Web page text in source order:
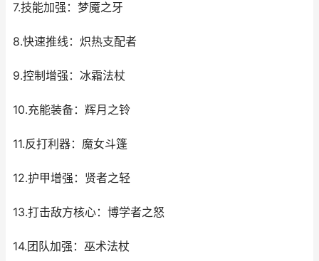
7.技能加强：梦魇之牙
8.快速推线：炽热支配者
9.控制增强：冰霜法杖
10.充能装备：辉月之铃
11.反打利器：魔女斗篷
12.护甲增强：贤者之轻
13.打击敌方核心：博学者之怒
14.团队加强：巫术法杖